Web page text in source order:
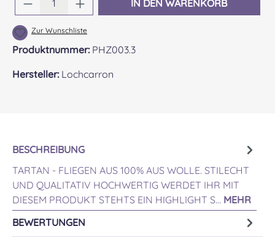
IN DEN WARENKORB
Zur Wunschliste
Produktnummer: PHZ003.3
Hersteller: Lochcarron
BESCHREIBUNG
TARTAN - FLIEGEN AUS 100% AUS WOLLE. STILECHT
UND QUALITATIV HOCHWERTIG WERDET IHR MIT
DIESEM PRODUKT STEHTS EIN HIGHLIGHT S… MEHR
BEWERTUNGEN